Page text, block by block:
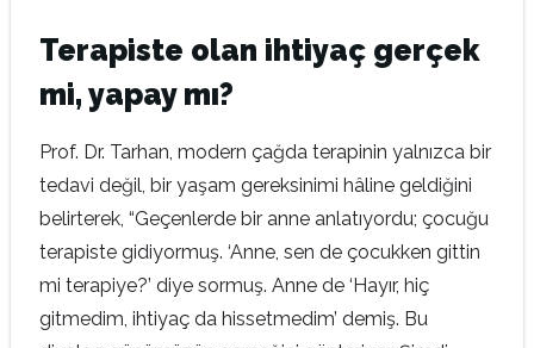
Terapiste olan ihtiyaç gerçek
mi, yapay mı?
Prof. Dr. Tarhan, modern çağda terapinin yalnızca bir
tedavi değil, bir yaşam gereksinimi hâline geldiğini
belirterek, “Geçenlerde bir anne anlatıyordu; çocuğu
terapiste gidiyormuş. ‘Anne, sen de çocukken gittin
mi terapiye?’ diye sormuş. Anne de ‘Hayır, hiç
gitmedim, ihtiyaç da hissetmedim’ demiş. Bu